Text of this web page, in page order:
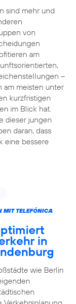
sind mehr und
von
am
–
am meisten unter
kurzfristigen
im Blick hat.
dieser jungen
daran, dass
eine bessere
MIT TELEFÓNICA
in
wie Berlin